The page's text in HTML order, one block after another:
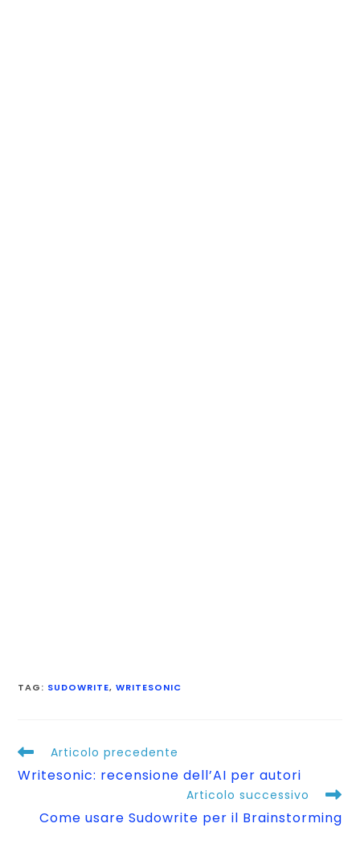
TAG: SUDOWRITE, WRITESONIC
Articolo precedente
Writesonic: recensione dell’AI per autori
Articolo successivo
Come usare Sudowrite per il Brainstorming